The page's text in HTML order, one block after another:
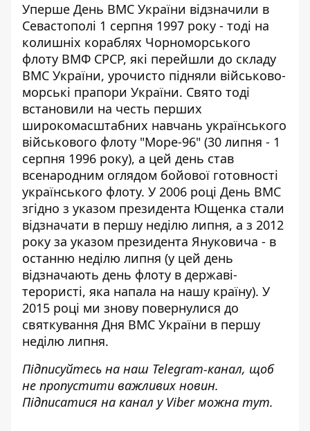
Уперше День ВМС України відзначили в
Севастополі 1 серпня 1997 року - тоді на
колишніх кораблях Чорноморського
флоту ВМФ СРСР, які перейшли до складу
ВМС України, урочисто підняли військово-
морські прапори України. Свято тоді
встановили на честь перших
широкомасштабних навчань українського
військового флоту "Море-96" (30 липня - 1
серпня 1996 року), а цей день став
всенародним оглядом бойової готовності
українського флоту. У 2006 році День ВМС
згідно з указом президента Ющенка стали
відзначати в першу неділю липня, а з 2012
року за указом президента Януковича - в
останню неділю липня (у цей день
відзначають день флоту в державі-
терористі, яка напала на нашу країну). У
2015 році ми знову повернулися до
святкування Дня ВМС України в першу
неділю липня.
Підписуйтесь на наш Telegram-канал, щоб
не пропустити важливих новин.
Підписатися на канал у Viber можна тут.